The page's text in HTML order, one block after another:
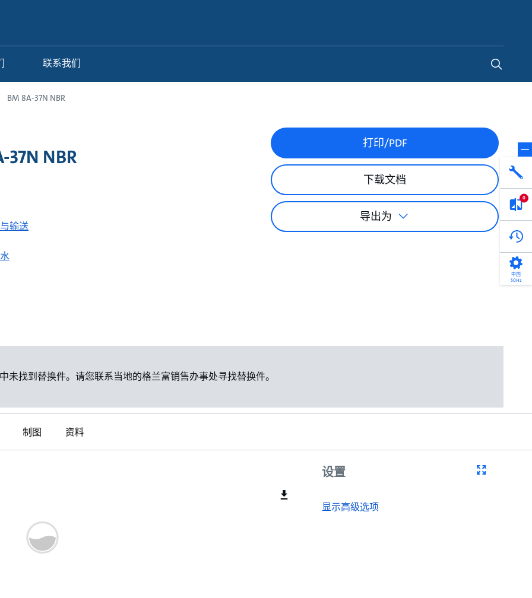
产品选型
找到符合您安装要求的合适的泵解决方案。
选型、选择和比较泵和泵系统。
您的全天候自助服务工具
访问我们的自助服务工具，搜索有关报价、
请求、备件等的各种即时信息。
网络学院 - 免费在线培训
利用免费在线培训服务，浏览我们不断增长
的在线课程和学习轨迹库，获得徽章和证
点滴皆可为
我们不仅仅是一家水泵公司。我们相信每一
滴水都蕴含着无限的可能性，而且水拥有改
变世界的力量。
联系我们
BM 8A-37N NBR
0
中国
50Hz
37N NBR
输送
打印/PDF
下载文档
导出为
未找到替换件。请您联系当地的格兰富销售办事处寻找替换件。
制图 资料
设置
显示高级选项